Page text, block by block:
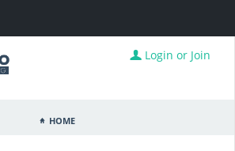
Login or Join
Home